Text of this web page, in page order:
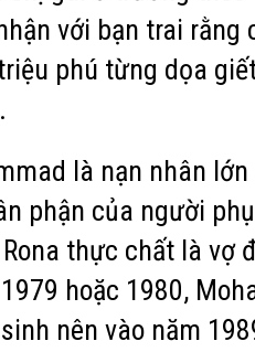
với bạn trai rằng
phú từng dọa
là nạn nhân
phận của người
thực chất là vợ
hoặc 1980,
sinh nên vào năm